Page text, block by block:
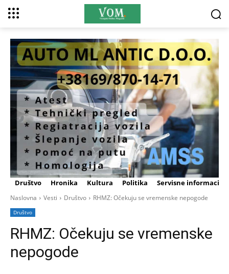
Društvo Hronika Kultura Politika Servisne informacije
Naslovna Vesti Društvo RHMZ: Očekuju se vremenske nepogode
Društvo
RHMZ: Očekuju se vremenske
nepogode